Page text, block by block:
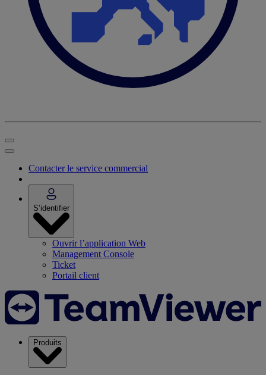
Contacter le service commercial
S’identifier
Ouvrir l’application Web
Management Console
Ticket
Portail client
Produits